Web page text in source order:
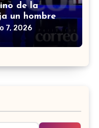
de la
un hombre
7, 2026